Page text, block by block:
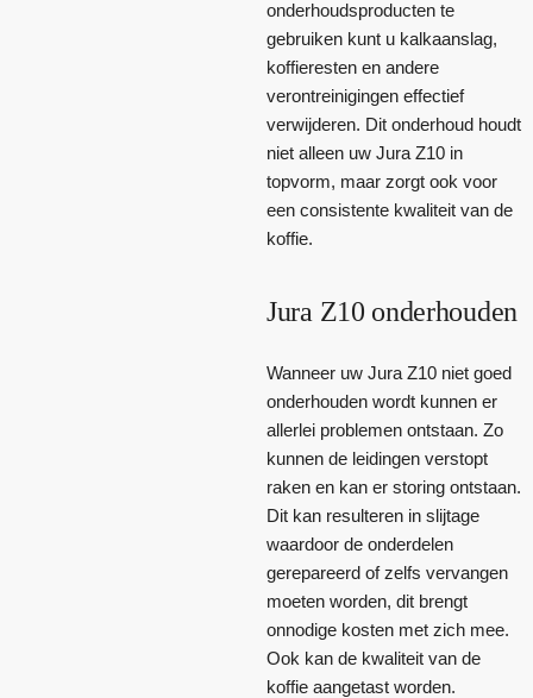
onderhoudsproducten te
gebruiken kunt u kalkaanslag,
koffieresten en andere
verontreinigingen effectief
verwijderen. Dit onderhoud houdt
niet alleen uw Jura Z10 in
topvorm, maar zorgt ook voor
een consistente kwaliteit van de
koffie.
Jura Z10 onderhouden
Wanneer uw Jura Z10 niet goed
onderhouden wordt kunnen er
allerlei problemen ontstaan. Zo
kunnen de leidingen verstopt
raken en kan er storing ontstaan.
Dit kan resulteren in slijtage
waardoor de onderdelen
gerepareerd of zelfs vervangen
moeten worden, dit brengt
onnodige kosten met zich mee.
Ook kan de kwaliteit van de
koffie aangetast worden.